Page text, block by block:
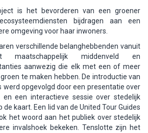
is het bevorderen van een groener
bijdragen aan een
omgeving voor haar inwoners.
verschillende belanghebbenden vanuit
middenveld en
aanwezig die elk met een of meer
te maken hebben. De introductie van
werd opgevolgd door een presentatie over
een interactieve sessie over stedelijk
kaart. Een lid van de United Tour Guides
het woord aan het publiek over stedelijk
invalshoek bekeken. Tenslotte zijn het